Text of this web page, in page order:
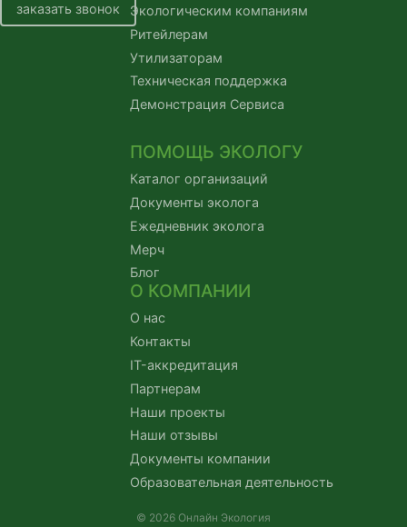
заказать звонок
Экологическим компаниям
Ритейлерам
Утилизаторам
Техническая поддержка
Демонстрация Сервиса
ПОМОЩЬ ЭКОЛОГУ
Каталог организаций
Документы эколога
Ежедневник эколога
Мерч
Блог
О КОМПАНИИ
О нас
Контакты
IT-аккредитация
Партнерам
Наши проекты
Наши отзывы
Документы компании
Образовательная деятельность
© 2026 Онлайн Экология